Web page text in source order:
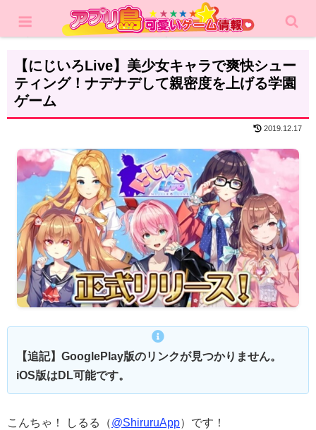
レビュー アクション
【にじいろLive】美少女キャラで爽快シュー
ティング！ナデナデして親密度を上げる学園
ゲーム
2019.12.17
【追記】GooglePlay版のリンクが見つかりません。
iOS版はDL可能です。
こんちゃ！ しるる（@ShiruruApp）です！